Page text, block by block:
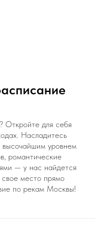
Откройте для себя
Насладитесь
высочайшим уровнем
романтические
— у нас найдется
место прямо
по рекам Москвы!